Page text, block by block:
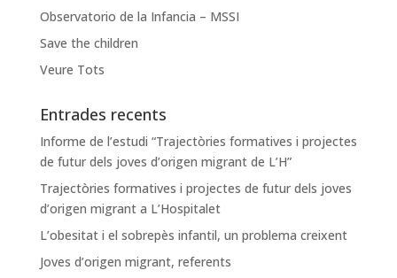
Observatorio de la Infancia – MSSI
Save the children
Veure Tots
Entrades recents
Informe de l’estudi “Trajectòries formatives i projectes
de futur dels joves d’origen migrant de L’H”
Trajectòries formatives i projectes de futur dels joves
d’origen migrant a L’Hospitalet
L’obesitat i el sobrepès infantil, un problema creixent
Joves d’origen migrant, referents